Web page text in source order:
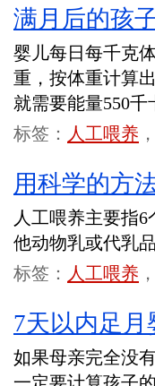
满月后的孩
婴儿每日每千克
重，按体重计算
就需要能量550
标签： 人工喂养
用科学的方
人工喂养主要指
他动物乳或代乳
标签： 人工喂养
7天以内足
如果母亲完全没